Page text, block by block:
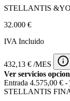
STELLANTIS
32.000 €
IVA Incluido
432,13 € /MES
Ver servicios
Entrada 4.575,00 € -
STELLANTIS